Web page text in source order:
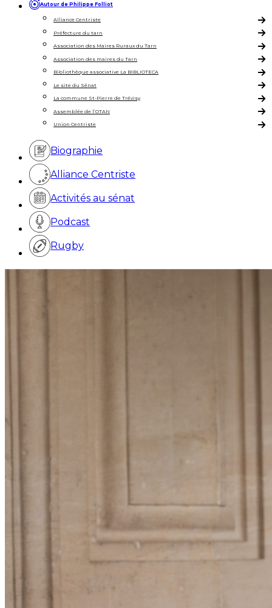
Autour de Philippe Folliot
Alliance Centriste
Préfecture du tarn
Association des Maires Ruraux du Tarn
Association des maires du Tarn
Bibliothèque associative La BIBLIOTECA
Le site du Sénat
La commune St-Pierre de Trévisy
Assemblée de l’OTAN
Union Centriste
Biographie
Alliance Centriste
Activités au sénat
Podcast
Rugby